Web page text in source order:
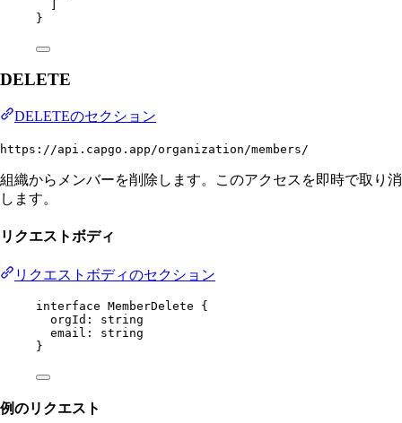
}
DELETE
DELETEのセクション
https://api.capgo.app/organization/members/
組織からメンバーを削除します。このアクセスを即時で取り消
します。
リクエストボディ
リクエストボディのセクション
interface MemberDelete {
orgId :
string
email :
string
}
例のリクエスト